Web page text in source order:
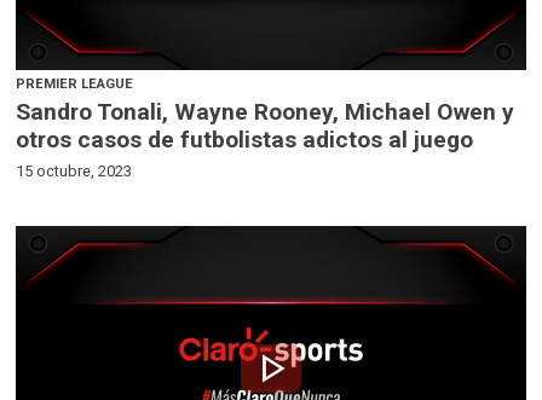
PREMIER LEAGUE
Sandro Tonali, Wayne Rooney, Michael Owen y
otros casos de futbolistas adictos al juego
15 octubre, 2023
play_arrow